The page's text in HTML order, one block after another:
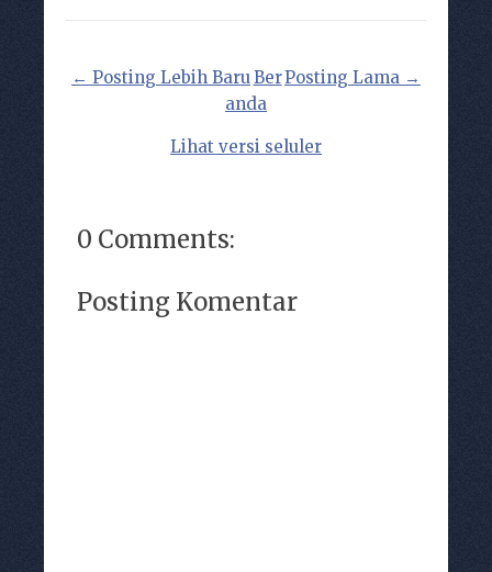
← Posting Lebih Baru Posting Lama →
Ber
anda
Lihat versi seluler
0 Comments:
Posting Komentar